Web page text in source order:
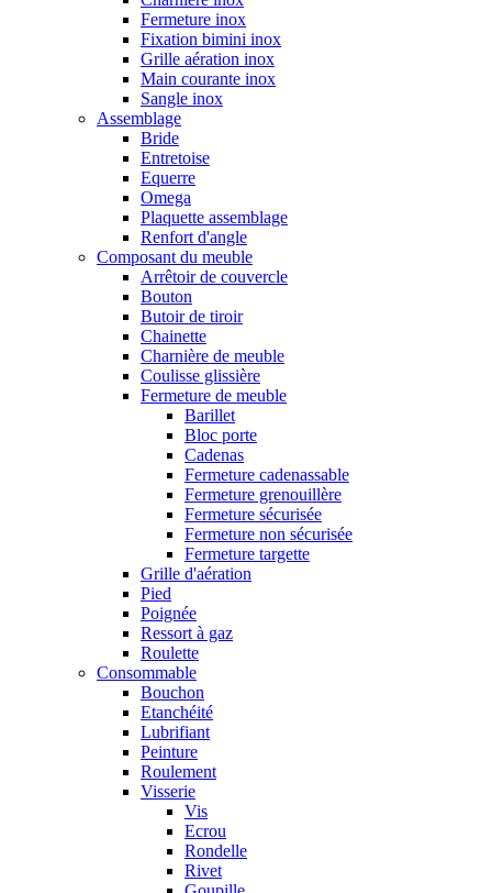
Fermeture inox
Fixation bimini inox
Grille aération inox
Main courante inox
Sangle inox
Assemblage
Bride
Entretoise
Equerre
Omega
Plaquette assemblage
Renfort d'angle
Composant du meuble
Arrêtoir de couvercle
Bouton
Butoir de tiroir
Chainette
Charnière de meuble
Coulisse glissière
Fermeture de meuble
Barillet
Bloc porte
Cadenas
Fermeture cadenassable
Fermeture grenouillère
Fermeture sécurisée
Fermeture non sécurisée
Fermeture targette
Grille d'aération
Pied
Poignée
Ressort à gaz
Roulette
Consommable
Bouchon
Etanchéité
Lubrifiant
Peinture
Roulement
Visserie
Vis
Ecrou
Rondelle
Rivet